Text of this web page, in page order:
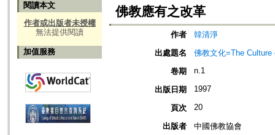
閱讀本文
作者或出版者未授權
無法提供閱讀
加值服務
佛教應有之改革
作者
韓清淨
出處題名
佛教文化=The
卷期
n.1
出版日期 1997
頁次 20
出版者
中國佛教協會